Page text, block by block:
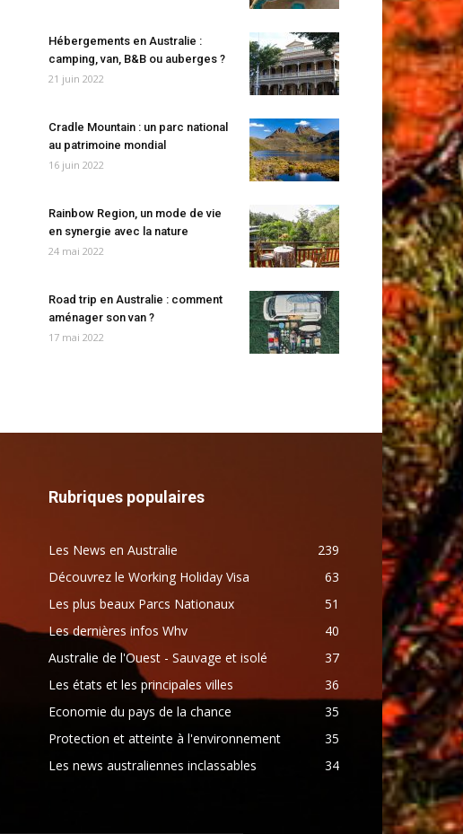
Hébergements en Australie :
camping, van, B&B ou auberges ?
21 juin 2022
Cradle Mountain : un parc national
au patrimoine mondial
16 juin 2022
Rainbow Region, un mode de vie
en synergie avec la nature
24 mai 2022
Road trip en Australie : comment
aménager son van ?
17 mai 2022
Rubriques populaires
Les News en Australie
239
Découvrez le Working Holiday Visa
63
Les plus beaux Parcs Nationaux
51
Les dernières infos Whv
40
Australie de l'Ouest - Sauvage et isolé
37
Les états et les principales villes
36
Economie du pays de la chance
35
Protection et atteinte à l'environnement
35
Les news australiennes inclassables
34